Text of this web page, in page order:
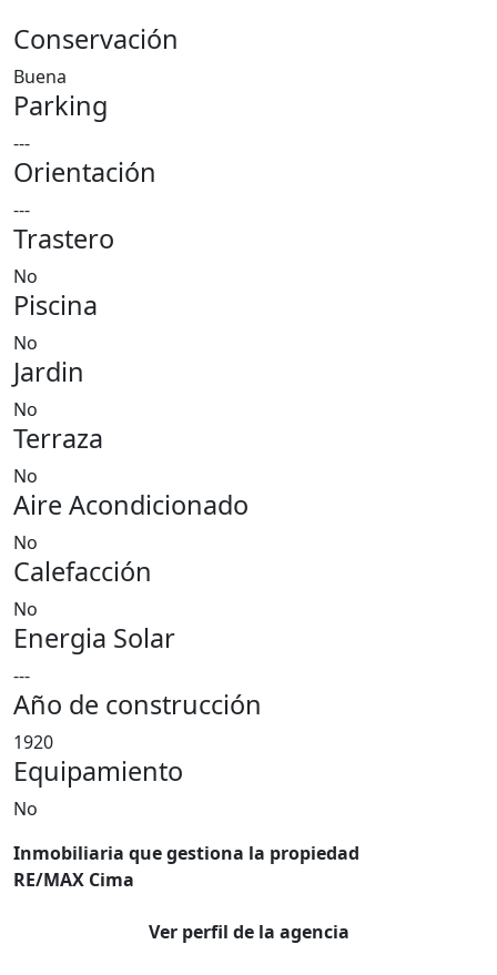
Conservación
Buena
Parking
---
Orientación
---
Trastero
No
Piscina
No
Jardin
No
Terraza
No
Aire Acondicionado
No
Calefacción
No
Energia Solar
---
Año de construcción
1920
Equipamiento
No
Inmobiliaria que gestiona la propiedad
RE/MAX Cima
Ver perfil de la agencia